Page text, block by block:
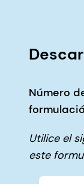
Número
Utilice el
este